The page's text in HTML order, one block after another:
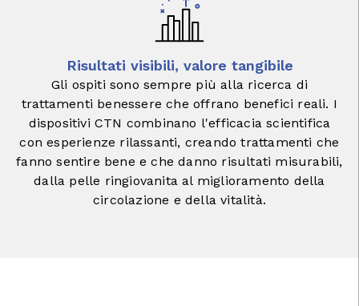
Risultati visibili, valore tangibile
Gli ospiti sono sempre più alla ricerca di
trattamenti benessere che offrano benefici reali. I
dispositivi CTN combinano l'efficacia scientifica
con esperienze rilassanti, creando trattamenti che
fanno sentire bene e che danno risultati misurabili,
dalla pelle ringiovanita al miglioramento della
circolazione e della vitalità.